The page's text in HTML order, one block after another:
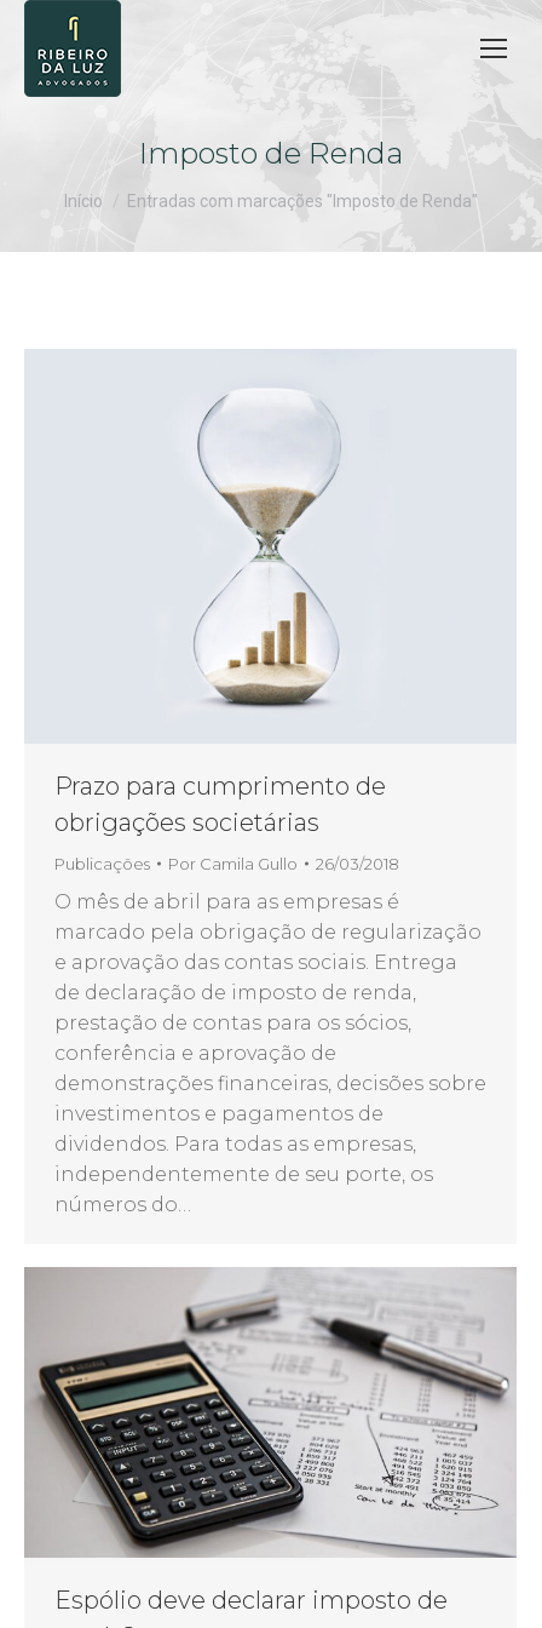
Imposto de Renda
Você está aqui:
Início Entradas com marcações "Imposto de Renda"
Prazo para cumprimento de
obrigações societárias
Publicações Por Camila Gullo 26/03/2018
O mês de abril para as empresas é
marcado pela obrigação de regularização
e aprovação das contas sociais. Entrega
de declaração de imposto de renda,
prestação de contas para os sócios,
conferência e aprovação de
demonstrações financeiras, decisões sobre
investimentos e pagamentos de
dividendos. Para todas as empresas,
independentemente de seu porte, os
números do…
Espólio deve declarar imposto de